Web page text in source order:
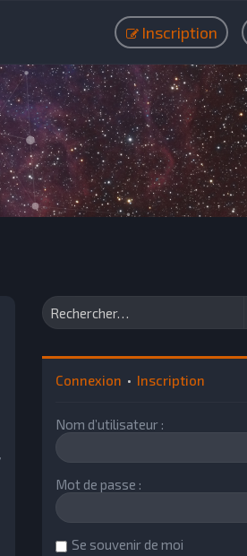
Inscription
Connexion • Inscription
Nom d’utilisateur :
Mot de passe :
Se souvenir de moi